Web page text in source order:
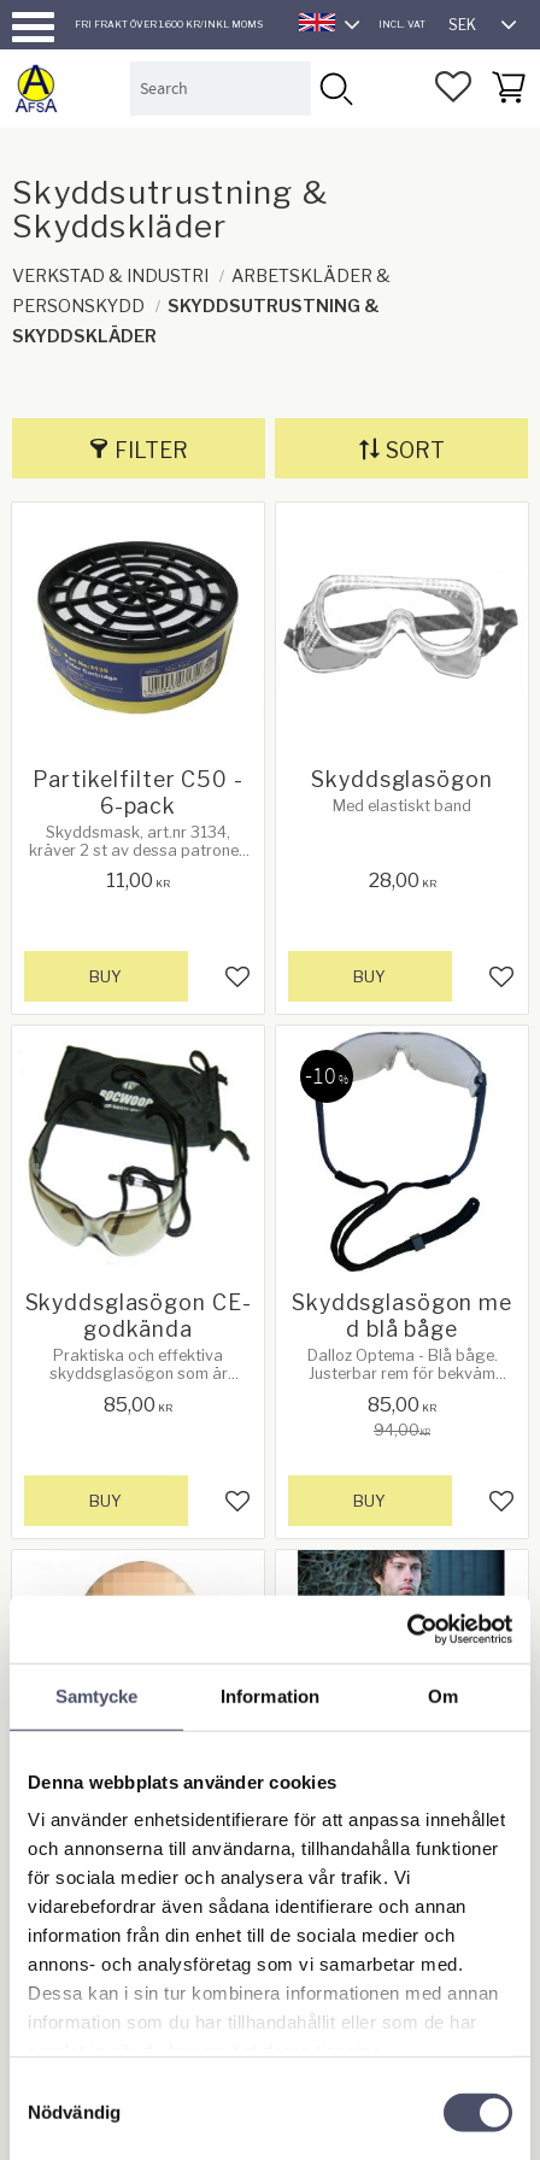
Samtycke Information Om
Denna webbplats använder cookies
Vi använder enhetsidentifierare för att anpassa innehållet
och annonserna till användarna, tillhandahålla funktioner
för sociala medier och analysera vår trafik. Vi
vidarebefordrar även sådana identifierare och annan
information från din enhet till de sociala medier och
annons- och analysföretag som vi samarbetar med.
Dessa kan i sin tur kombinera informationen med annan
information som du har tillhandahållit eller som de har
Nödvändig
Menu
FRI FRAKT ÖVER 1.600 KR/INKL MOMS
ENGLISH
INCL. VAT SEK
Skyddsutrustning &
Skyddskläder
VERKSTAD & INDUSTRI
ARBETSKLÄDER &
PERSONSKYDD
SKYDDSUTRUSTNING &
SKYDDSKLÄDER
FILTER SORT
Partikelfilter C50 -
6-pack
Skyddsmask, art.nr 3134,
kräver 2 st av dessa patroner.
och organiska ångor med låg
11,00 KR
Add to favorites
BUY
Skyddsglasögon
Med elastiskt band
28,00 KR
BUY
Skyddsglasögon CE-
godkända
Praktiska och effektiva
skyddsglasögon som är
imma på linserna. CE-
85,00 KR
Add to favorites
BUY
Skyddsglasögon me
d blå båge
Dalloz Optema - Blå båge.
Justerbar rem för bekväm
att dom åker av. Lätt viktare
85,00 KR
94,00KR
10 %
BUY
Skyddsmask med pa
rtikelfilter C50
2 filter per mask. För
spraymålning och organiska
ångor med låg toxicitet
38,00KR
BUY
Varselväst - X-Large
​Gul front med reflexer samt
blå/navy färgad rygg. Storlek
X-Large. EN20471 PU-belagd
polyesterhölje. Tejpade
sömmar för bästa komfort.
Mer info nedan
445,00KR
BUY
OUTLET - REA